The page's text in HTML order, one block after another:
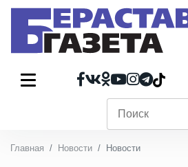
Главная Новости Новости